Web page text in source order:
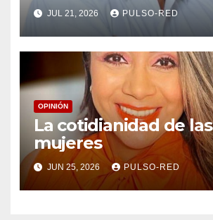
JUL 21, 2026 PULSO-RED
OPINIÓN
La cotidianidad de las
mujeres
JUN 25, 2026 PULSO-RED